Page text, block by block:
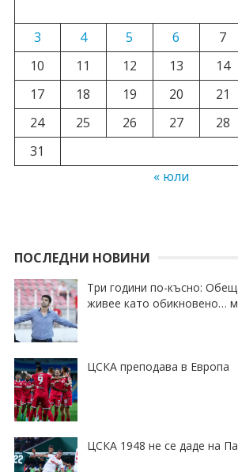
3
4 5 6 7
10
11 12 13 14
17
18 19 20 21
24
25 26 27 28
31
« юли
ПОСЛЕДНИ НОВИНИ
Три години по-късно:
живее като обикновено…
ЦСКА преподава в Европа
ЦСКА 1948 не се даде на